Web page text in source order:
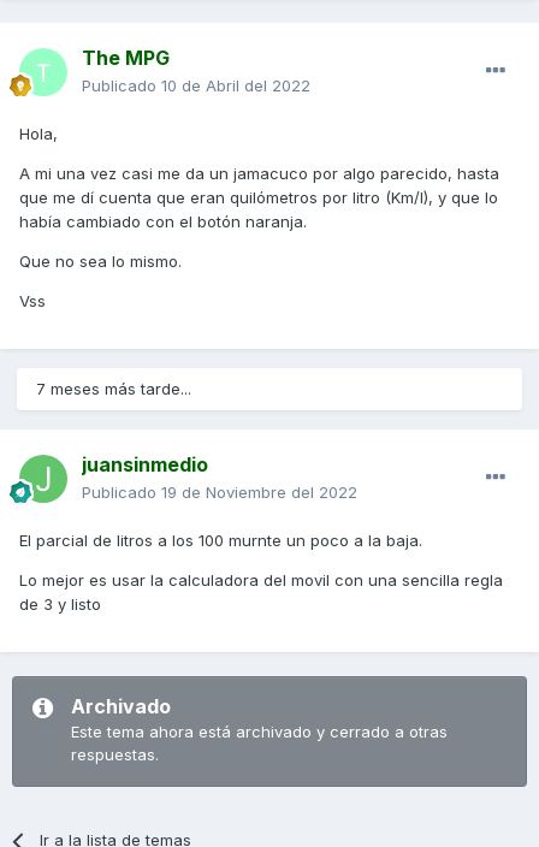
The MPG
Publicado 10 de Abril del 2022
Hola,
A mi una vez casi me da un jamacuco por algo parecido, hasta
que me dí cuenta que eran quilómetros por litro (Km/l), y que lo
había cambiado con el botón naranja.
Que no sea lo mismo.
Vss
7 meses más tarde...
juansinmedio
Publicado 19 de Noviembre del 2022
El parcial de litros a los 100 murnte un poco a la baja.
Lo mejor es usar la calculadora del movil con una sencilla regla
de 3 y listo
Archivado
Este tema ahora está archivado y cerrado a otras
respuestas.
Ir a la lista de temas